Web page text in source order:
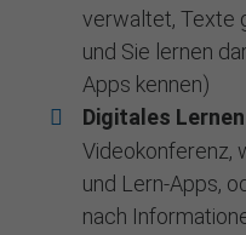
verwaltet, Texte
und Sie lernen
Apps kennen)
Digitales Lernen
Videokonferenz,
und Lern-Apps,
nach